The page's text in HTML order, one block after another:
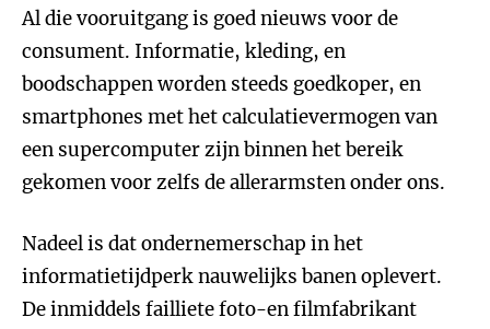
Al die vooruitgang is goed nieuws voor de
consument. Informatie, kleding, en
boodschappen worden steeds goedkoper, en
smartphones met het calculatievermogen van
een supercomputer zijn binnen het bereik
gekomen voor zelfs de allerarmsten onder ons.
Nadeel is dat ondernemerschap in het
informatietijdperk nauwelijks banen oplevert.
De inmiddels failliete foto-en filmfabrikant